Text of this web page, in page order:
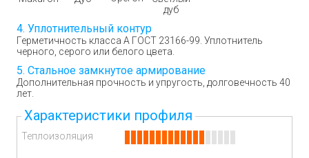
дуб
Уплотнительный контур
Герметичность класса А ГОСТ 23166-99. Уплотнитель
черного, серого или белого цвета.
Стальное замкнутое армирование
Дополнительная прочность и упругость, долговечность 40
лет.
Характеристики профиля
Теплоизоляция